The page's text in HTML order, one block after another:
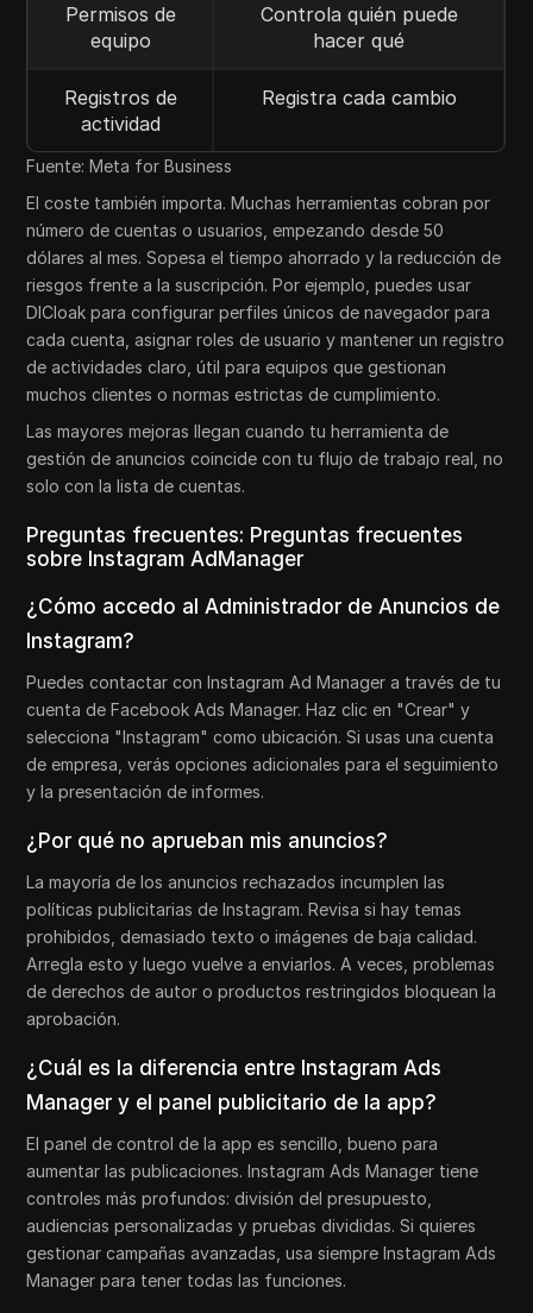
Permisos de
equipo
Controla quién puede
hacer qué
Registros de
actividad
Registra cada cambio
Fuente: Meta for Business
El coste también importa. Muchas herramientas cobran por
número de cuentas o usuarios, empezando desde 50
dólares al mes. Sopesa el tiempo ahorrado y la reducción de
riesgos frente a la suscripción. Por ejemplo, puedes usar
DICloak para configurar perfiles únicos de navegador para
cada cuenta, asignar roles de usuario y mantener un registro
de actividades claro, útil para equipos que gestionan
muchos clientes o normas estrictas de cumplimiento.
Las mayores mejoras llegan cuando tu herramienta de
gestión de anuncios coincide con tu flujo de trabajo real, no
solo con la lista de cuentas.
Preguntas frecuentes: Preguntas frecuentes
sobre Instagram AdManager
¿Cómo accedo al Administrador de Anuncios de
Instagram?
Puedes contactar con Instagram Ad Manager a través de tu
cuenta de Facebook Ads Manager. Haz clic en "Crear" y
selecciona "Instagram" como ubicación. Si usas una cuenta
de empresa, verás opciones adicionales para el seguimiento
y la presentación de informes.
¿Por qué no aprueban mis anuncios?
La mayoría de los anuncios rechazados incumplen las
políticas publicitarias de Instagram. Revisa si hay temas
prohibidos, demasiado texto o imágenes de baja calidad.
Arregla esto y luego vuelve a enviarlos. A veces, problemas
de derechos de autor o productos restringidos bloquean la
aprobación.
¿Cuál es la diferencia entre Instagram Ads
Manager y el panel publicitario de la app?
El panel de control de la app es sencillo, bueno para
aumentar las publicaciones. Instagram Ads Manager tiene
controles más profundos: división del presupuesto,
audiencias personalizadas y pruebas divididas. Si quieres
gestionar campañas avanzadas, usa siempre Instagram Ads
Manager para tener todas las funciones.